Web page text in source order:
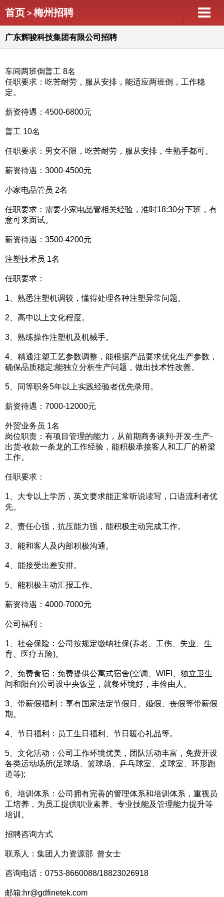
首页 > 梅州招聘
广东辉骏科技集团有限公司招聘
车间两班倒普工 8名
任职要求：吃苦耐劳，服从安排，能适应两班倒，工作稳
定。
薪资待遇：4500-6800元
普工 10名
任职要求：男女不限，吃苦耐劳，服从安排，生熟手都可。
薪资待遇：3000-4500元
小家电品管员 2名
任职要求：需要小家电品管相关经验，准时18:30分下班，有
意可来面试。
薪资待遇：3500-4200元
注塑技术员 1名
任职要求：
1、熟悉注塑机调较，懂得处理各种注塑异常问题。
2、高中以上文化程度。
3、熟练操作注塑机及机械手。
4、精通注塑工艺参数调整，能根据产品要求优化生产参数，
确保品质稳定;能独立分析生产问题，做出技术性改善。
5、同等职务5年以上实践经验者优先录用。
薪资待遇：7000-12000元
外贸业务员 1名
岗位职责：有项目管理的能力，从前期商务谈判-开发-生产-
出货-收款一条龙的工作经验，能积极承接客人和工厂的桥梁
工作。
任职要求：
1、大专以上学历，英文要求能正常听说读写，口语流利者优
先。
2、责任心强，抗压能力强，能积极主动完成工作。
3、能和客人及内部积极沟通。
4、能接受出差安排。
5、能积极主动汇报工作。
薪资待遇：4000-7000元
公司福利：
1、社会保险：公司按规定缴纳社保(养老、工伤、失业、生
育、医疗五险)。
2、免费食宿：免费提供公寓式宿舍(空调、WIFI、独立卫生
间和阳台)公司设中央饭堂，就餐环境好，丰俭由人。
3、带薪假福利：享有国家法定节假日、婚假、丧假等带薪假
期。
4、节日福利：员工生日福利、节日暖心礼品等。
5、文化活动：公司工作环境优美，团队活动丰富，免费开设
各类运动场所(足球场、篮球场、乒乓球室、桌球室、环形跑
道等);
6、培训体系：公司拥有完善的管理体系和培训体系，重视员
工培养，为员工提供职业素养、专业技能及管理能力提升等
培训。
招聘咨询方式
联系人：集团人力资源部 曾女士
咨询电话：0753-8660088/18823026918
邮箱:hr@gdfinetek.com